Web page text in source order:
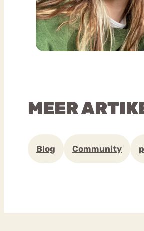
MEER
Blog Community